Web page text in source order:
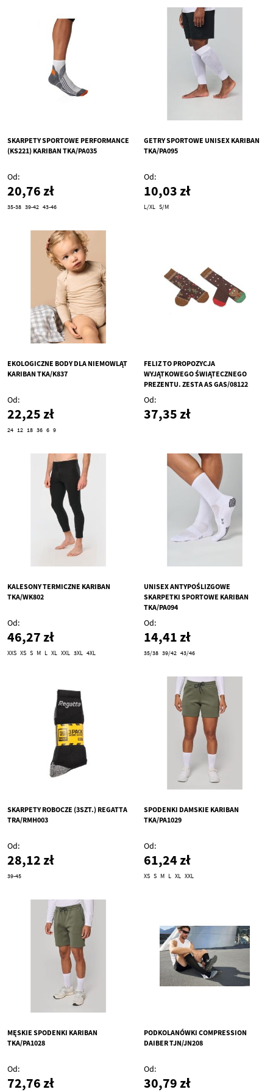
SKARPETY SPORTOWE PERFORMANCE
(KS221) KARIBAN TKA/PA035
Od
20,76 zł
35-38 39-42 43-46
GETRY SPORTOWE UNISEX KARIBAN
TKA/PA095
Od
10,03 zł
L/XL S/M
EKOLOGICZNE BODY DLA NIEMOWLĄT
KARIBAN TKA/K837
Od
22,25 zł
24 12 18 36 6 9
FELIZ TO PROPOZYCJA
WYJĄTKOWEGO ŚWIĄTECZNEGO
PREZENTU. ZESTA AS GAS/08122
Od
37,35 zł
KALESONY TERMICZNE KARIBAN
TKA/WK802
Od
46,27 zł
XXS XS S M L XL XXL 3XL 4XL
UNISEX ANTYPOŚLIZGOWE
SKARPETKI SPORTOWE KARIBAN
TKA/PA094
Od
14,41 zł
35/38 39/42 43/46
SKARPETY ROBOCZE (3SZT.) REGATTA
TRA/RMH003
Od
28,12 zł
39-45
SPODENKI DAMSKIE KARIBAN
TKA/PA1029
Od
61,24 zł
XS S M L XL XXL
MĘSKIE SPODENKI KARIBAN
TKA/PA1028
Od
72,76 zł
PODKOLANÓWKI COMPRESSION
DAIBER TJN/JN208
Od
30,79 zł